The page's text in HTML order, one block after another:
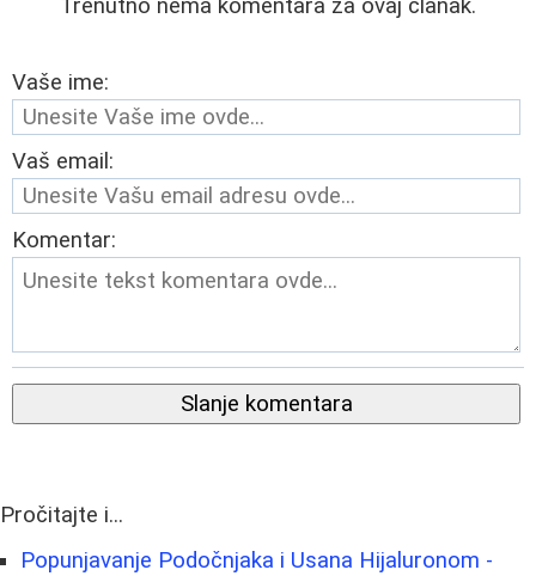
Trenutno nema komentara za ovaj članak.
Vaše ime:
Vaš email:
Komentar:
Slanje komentara
Pročitajte i...
Popunjavanje Podočnjaka i Usana Hijaluronom -